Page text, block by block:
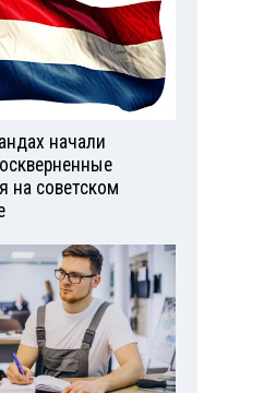
начали
на советском